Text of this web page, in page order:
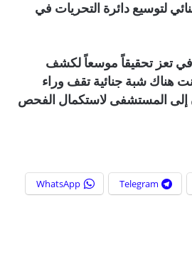
لتوسيع دائرة التحريات في
في تعز تحقيقاً موسعاً لكشف
هناك شبة جنائية تقف وراء
إلى المستشفى لاستكمال الفحص
Telegram
WhatsApp